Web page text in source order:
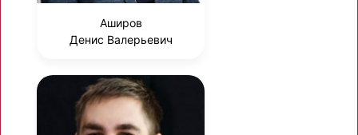
Аширов
Денис Валерьевич